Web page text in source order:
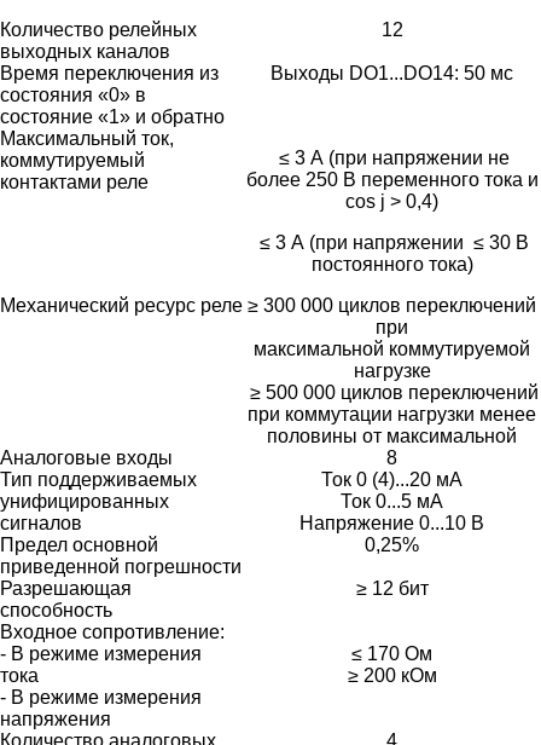
Количество релейных
выходных каналов
12
Время переключения из
состояния «0» в
состояние «1» и обратно
Выходы DО1...DО14: 50 мс
Максимальный ток,
коммутируемый
контактами реле
≤ 3 А (при напряжении не
более 250 В переменного тока и
cos j > 0,4)
≤ 3 А (при напряжении ≤ 30 В
постоянного тока)
Механический ресурс реле ≥ 300 000 циклов переключений
при
максимальной коммутируемой
нагрузке
≥ 500 000 циклов переключений
при коммутации нагрузки менее
половины от максимальной
Аналоговые входы
8
Тип поддерживаемых
унифицированных
сигналов
Ток 0 (4)...20 мА
Ток 0...5 мА
Напряжение 0...10 В
Предел основной
приведенной погрешности
0,25%
Разрешающая
способность
≥ 12 бит
Входное сопротивление:
- В режиме измерения
тока
- В режиме измерения
напряжения
≤ 170 Ом
≥ 200 кОм
Количество аналоговых 4